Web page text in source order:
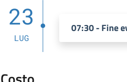
23
LUG
07:30 - Fine